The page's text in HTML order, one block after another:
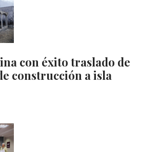
con éxito traslado de
construcción a isla